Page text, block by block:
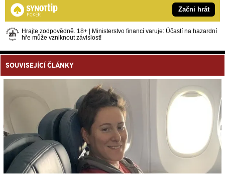
Začni hrát
Hrajte zodpovědně. 18+ | Ministerstvo financí varuje: Účastí na hazardní
hře může vzniknout závislost!
SOUVISEJÍCÍ ČLÁNKY